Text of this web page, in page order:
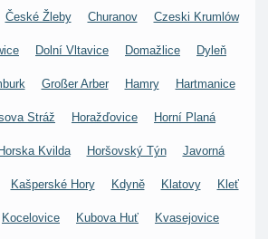
České Žleby Churanov Czeski Krumlów
Dolní Vltavice Domažlice Dyleň
Großer Arber Hamry Hartmanice
Stráž Horažďovice Horní Planá
Horska Kvilda Horšovský Týn Javorná
Kašperské Hory Kdyně Klatovy Kleť
Kocelovice Kubova Huť Kvasejovice